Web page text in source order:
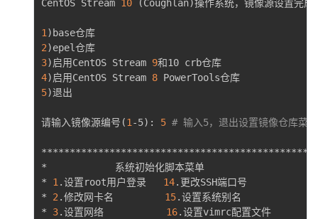
CentOS Stream 10 (Coughlan)操作系统，镜像源设置完成
1)
2)
3)启用CentOS Stream 9
4)启用CentOS Stream 8
5)退出
请输入镜像源编号 (1-5) : 5 # 输入5，退出设置镜像仓库菜单
*            系统初始化脚本菜单
* 1.设置root用户登录 14.更改SSH端口号
* 2.修改网卡名 15.设置系统别名
* 3.设置网络 16.设置vimrc配置文件